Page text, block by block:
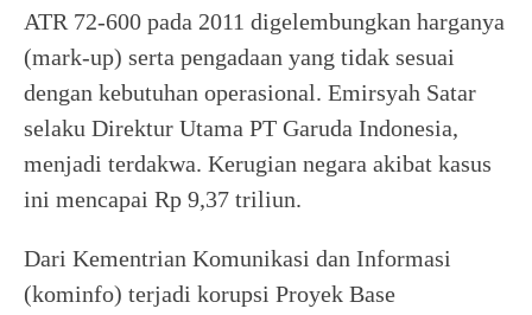
ATR 72-600 pada 2011 digelembungkan harganya
(mark-up) serta pengadaan yang tidak sesuai
dengan kebutuhan operasional. Emirsyah Satar
selaku Direktur Utama PT Garuda Indonesia,
menjadi terdakwa. Kerugian negara akibat kasus
ini mencapai Rp 9,37 triliun.
Dari Kementrian Komunikasi dan Informasi
(kominfo) terjadi korupsi Proyek Base